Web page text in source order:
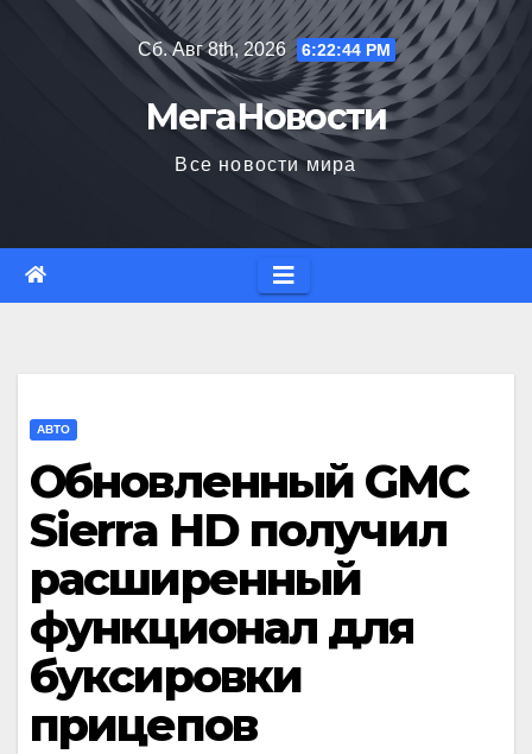
Сб. Авг 8th, 2026 6:22:45 PM
МегаНовости
Все новости мира
АВТО
Обновленный GMC
Sierra HD получил
расширенный
функционал для
буксировки
прицепов